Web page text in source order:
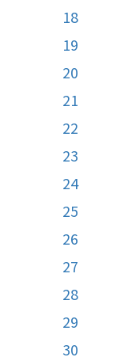
18
19
20
21
22
23
24
25
26
27
28
29
30